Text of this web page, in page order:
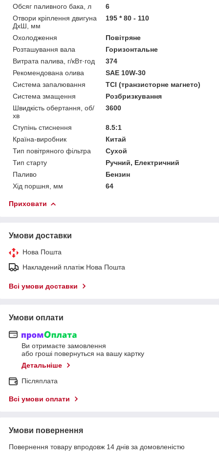
Обсяг паливного бака, л
6
Отвори кріплення двигуна
ДхШ, мм
195 * 80 - 110
Охолодження
Повітряне
Розташування вала
Горизонтальне
Витрата палива, г/кВт·год
374
Рекомендована олива
SAE 10W-30
Система запалювання
ТСI (транзисторне магнето)
Система змащення
Розбризкування
Швидкість обертання, об/
хв
3600
Ступінь стиснення
8.5:1
Країна-виробник
Китай
Тип повітряного фільтра
Сухой
Тип старту
Ручний, Електричний
Паливо
Бензин
Хід поршня, мм
64
Приховати
Умови доставки
Нова Пошта
Накладений платіж Нова Пошта
Всі умови доставки
Умови оплати
Ви отримаєте замовлення
або гроші повернуться на вашу картку
Детальніше
Післяплата
Всі умови оплати
Умови повернення
Повернення товару впродовж 14 днів за домовленістю